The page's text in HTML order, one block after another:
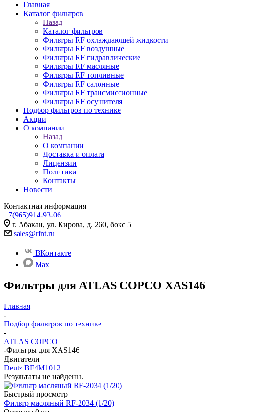
Главная
Каталог фильтров
Назад
Каталог фильтров
Фильтры RF охлаждающей жидкости
Фильтры RF воздушные
Фильтры RF гидравлические
Фильтры RF масляные
Фильтры RF топливные
Фильтры RF салонные
Фильтры RF трансмиссионные
Фильтры RF осушителя
Подбор фильтров по технике
Акции
О компании
Назад
О компании
Доставка и оплата
Лицензии
Политика
Контакты
Новости
Контактная информация
+7(965)914-93-06
г. Абакан, ул. Кирова, д. 260, бокс 5
sales@rfnt.ru
ВКонтакте
Max
Фильтры для ATLAS COPCO XAS146
Главная
-
Подбор фильтров по технике
-
ATLAS COPCO
-Фильтры для XAS146
Двигатели
Deutz BF4M1012
Результаты не найдены.
Быстрый просмотр
Фильтр масляный RF-2034 (1/20)